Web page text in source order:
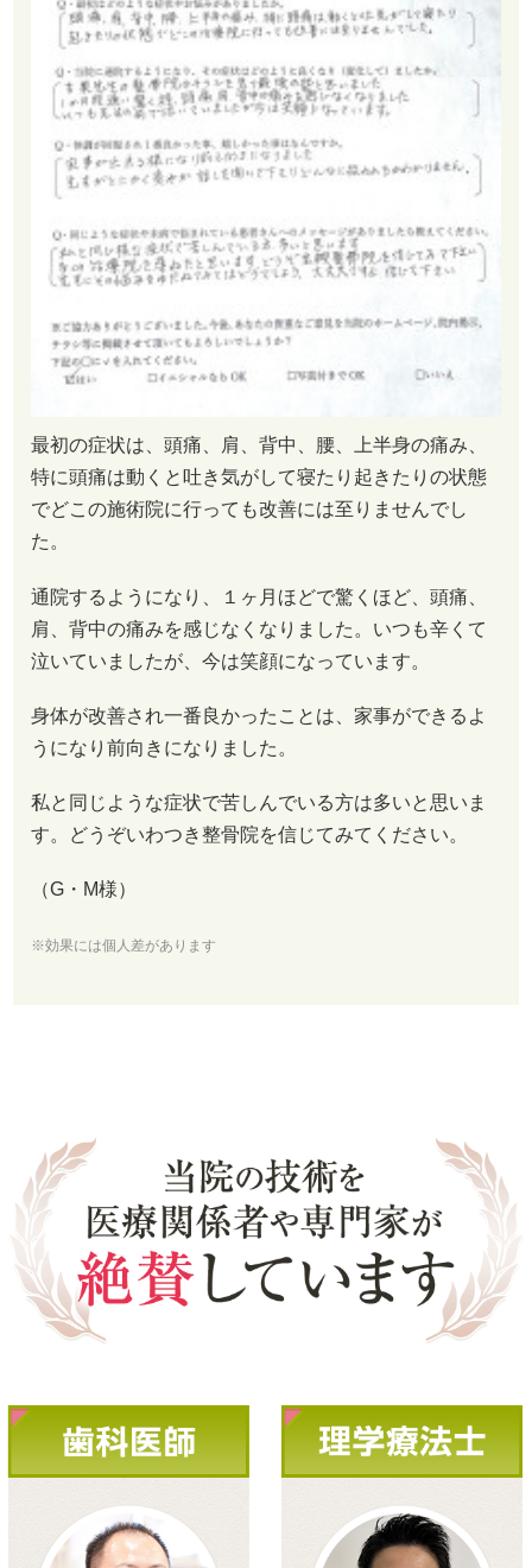
最初の症状は、頭痛、肩、背中、腰、上半身の痛み、
特に頭痛は動くと吐き気がして寝たり起きたりの状態
でどこの施術院に行っても改善には至りませんでし
た。
通院するようになり、１ヶ月ほどで驚くほど、頭痛、
肩、背中の痛みを感じなくなりました。いつも辛くて
泣いていましたが、今は笑顔になっています。
身体が改善され一番良かったことは、家事ができるよ
うになり前向きになりました。
私と同じような症状で苦しんでいる方は多いと思いま
す。どうぞいわつき整骨院を信じてみてください。
（G・M様）
※効果には個人差があります